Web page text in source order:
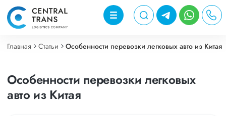
Главная Статьи Особенности перевозки легковых авто из Китая
Особенности перевозки легковых
авто из Китая